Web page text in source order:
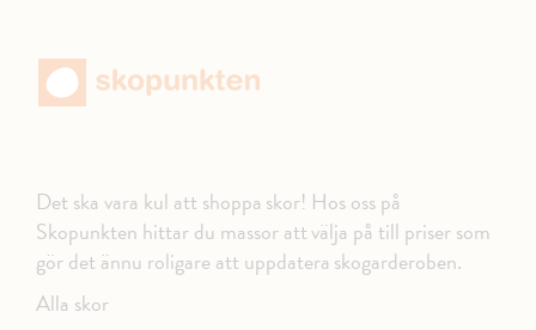
Det ska vara kul att shoppa skor! Hos oss på
Skopunkten hittar du massor att välja på till priser som
gör det ännu roligare att uppdatera skogarderoben.
Alla skor